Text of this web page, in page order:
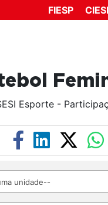
FIESP
Esporte -
unidade--